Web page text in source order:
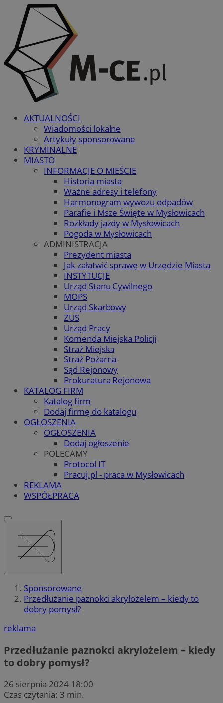
AKTUALNOŚCI
Wiadomości lokalne
Artykuły sponsorowane
KRYMINALNE
MIASTO
INFORMACJE O MIEŚCIE
Historia miasta
Ważne adresy i telefony
Harmonogram wywozu odpadów
Parafie i Msze Święte w Mysłowicach
Rozkłady jazdy w Mysłowicach
Pogoda w Mysłowicach
ADMINISTRACJA
Prezydent miasta
Jak załatwić sprawę w Urzędzie Miasta
INSTYTUCJE
Urząd Stanu Cywilnego
MOPS
Urząd Skarbowy
ZUS
Urząd Pracy
Komenda Miejska Policji
Straż Miejska
Straż Pożarna
Sąd Rejonowy
Prokuratura Rejonowa
KATALOG FIRM
Katalog firm
Dodaj firmę do katalogu
OGŁOSZENIA
OGŁOSZENIA
Dodaj ogłoszenie
POLECAMY
Protocol IT
Pracuj.pl - praca w Mysłowicach
REKLAMA
WSPÓŁPRACA
Sponsorowane
Przedłużanie paznokci akrylożelem – kiedy to
dobry pomysł?
reklama
Przedłużanie paznokci akrylożelem – kiedy
to dobry pomysł?
26 sierpnia 2024 18:00
Czas czytania: 3 min.